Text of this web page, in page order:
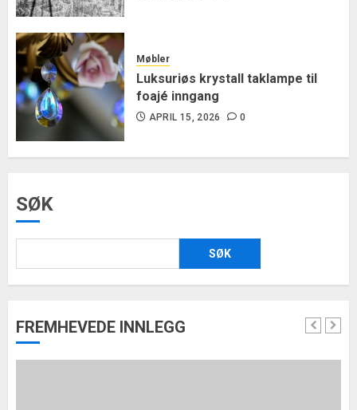
Møbler
Luksuriøs krystall taklampe til
foajé inngang
APRIL 15, 2026 0
SØK
SØK
FREMHEVEDE INNLEGG